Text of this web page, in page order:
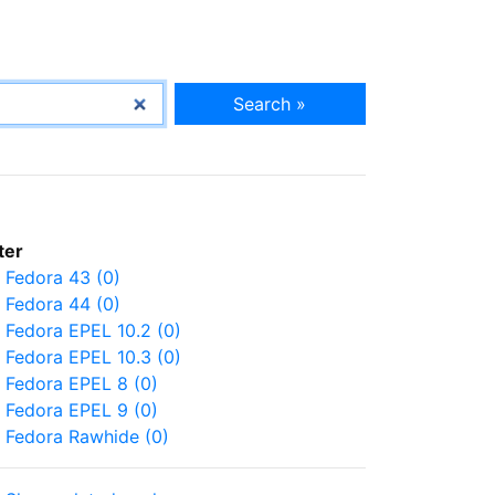
Search »
Fedora 43 (0)
Fedora 44 (0)
Fedora EPEL 10.2 (0)
Fedora EPEL 10.3 (0)
Fedora EPEL 8 (0)
Fedora EPEL 9 (0)
Fedora Rawhide (0)